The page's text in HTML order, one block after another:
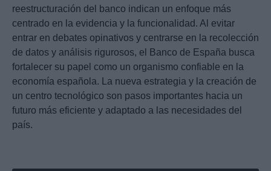
reestructuración del banco indican un enfoque más
centrado en la evidencia y la funcionalidad. Al evitar
entrar en debates opinativos y centrarse en la recolección
de datos y análisis rigurosos, el Banco de España busca
fortalecer su papel como un organismo confiable en la
economía española. La nueva estrategia y la creación de
un centro tecnológico son pasos importantes hacia un
futuro más eficiente y adaptado a las necesidades del
país.